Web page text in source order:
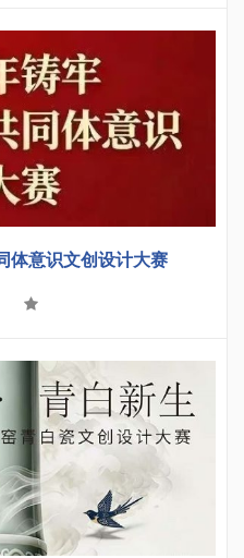
体意识文创设计大赛